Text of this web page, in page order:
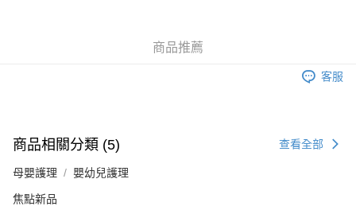
商品推薦
客服
商品相關分類 (5) 查看全部
母嬰護理 嬰幼兒護理
焦點新品